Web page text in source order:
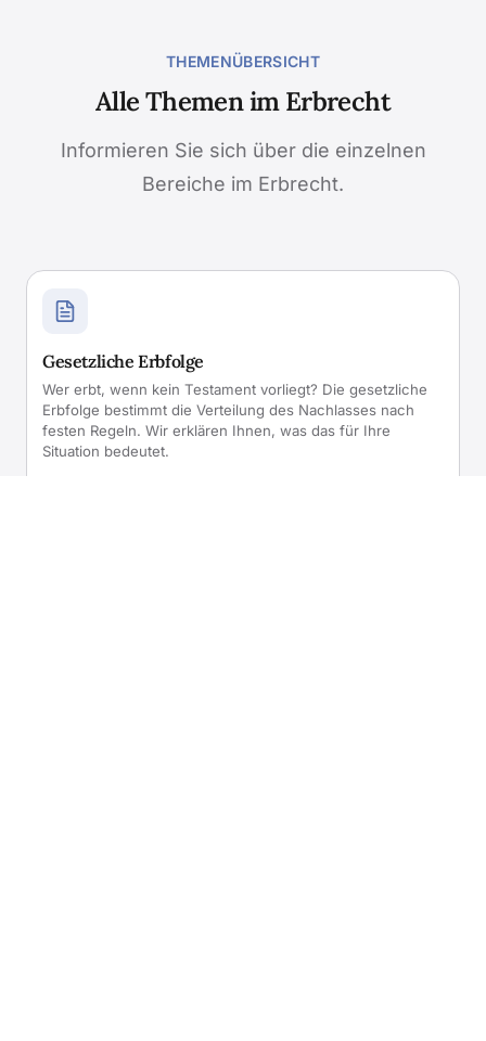
THEMENÜBERSICHT
Alle Themen im Erbrecht
Informieren Sie sich über die einzelnen
Bereiche im Erbrecht.
Gesetzliche Erbfolge
Wer erbt, wenn kein Testament vorliegt? Die gesetzliche
Erbfolge bestimmt die Verteilung des Nachlasses nach
festen Regeln. Wir erklären Ihnen, was das für Ihre
Situation bedeutet.